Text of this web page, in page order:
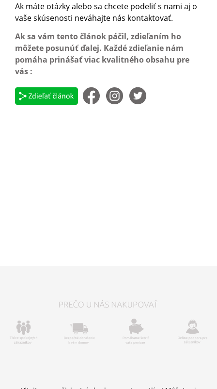
Ak máte otázky alebo sa chcete podeliť s nami aj o
vaše skúsenosti neváhajte nás kontaktovať.
Ak sa vám tento článok páčil, zdieľaním ho
môžete posunúť ďalej. Každé zdieľanie nám
pomáha prinášať viac kvalitného obsahu pre
vás :